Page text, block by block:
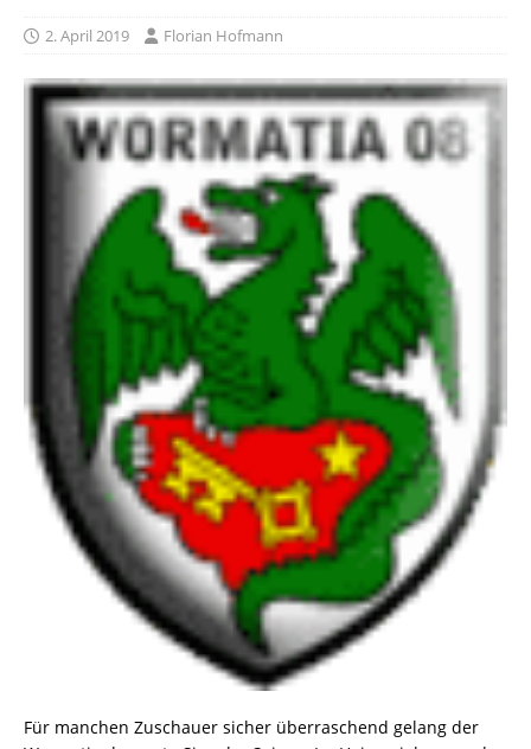
2. April 2019 Florian Hofmann
Für manchen Zuschauer sicher überraschend gelang der